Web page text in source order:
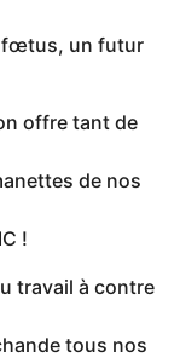
fœtus, un futur
offre tant de
de nos
!
travail à contre
tous nos